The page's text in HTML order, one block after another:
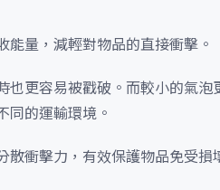
量，減輕對物品的直接衝擊。
更容易被戳破。而較小的氣泡
同的運輸環境。
衝擊力，有效保護物品免受損